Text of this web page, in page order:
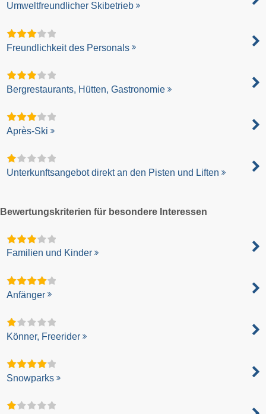
Umweltfreundlicher Skibetrieb
Freundlichkeit des Personals
Bergrestaurants, Hütten, Gastronomie
Après-Ski
Unterkunftsangebot direkt an den Pisten und Liften
Bewertungskriterien für besondere Interessen
Familien und Kinder
Anfänger
Könner, Freerider
Snowparks